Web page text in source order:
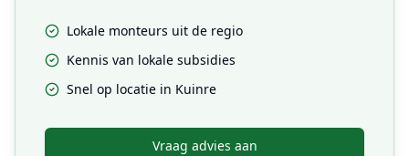
Lokale monteurs uit de regio
Kennis van lokale subsidies
Snel op locatie in Kuinre
Vraag advies aan